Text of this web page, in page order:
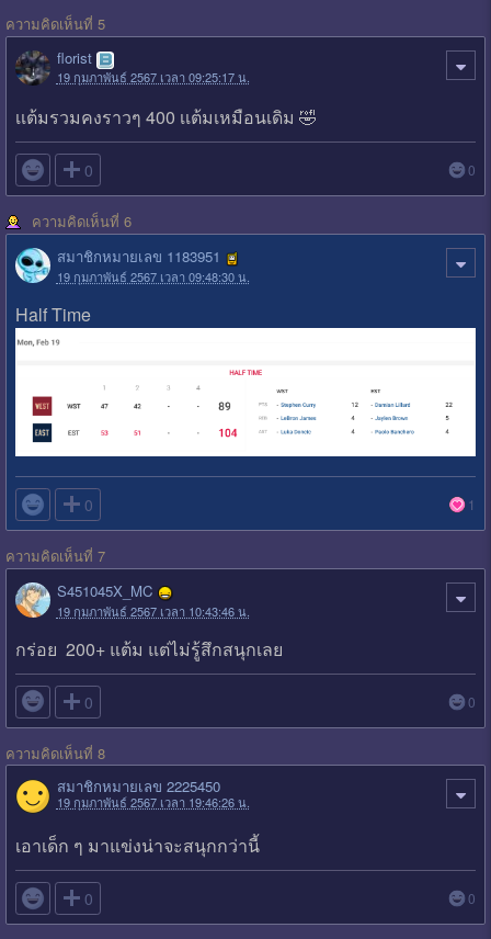
ความคิดเห็นที่ 5
florist
19 กุมภาพันธ์ 2567 เวลา 09:25:17 น.
เเต้มรวมคงราวๆ 400 เเต้มเหมือนเดิม 🤣
 0 0
ความคิดเห็นที่ 6
สมาชิกหมายเลข 1183951
19 กุมภาพันธ์ 2567 เวลา 09:48:30 น.
Half Time
 0 1
ความคิดเห็นที่ 7
S451045X_MC
19 กุมภาพันธ์ 2567 เวลา 10:43:46 น.
กร่อย 200+ แต้ม แต่ไม่รู้สึกสนุกเลย
 0 0
ความคิดเห็นที่ 8
สมาชิกหมายเลข 2225450
19 กุมภาพันธ์ 2567 เวลา 19:46:26 น.
เอาเด็ก ๆ มาแข่งน่าจะสนุกกว่านี้
 0 0